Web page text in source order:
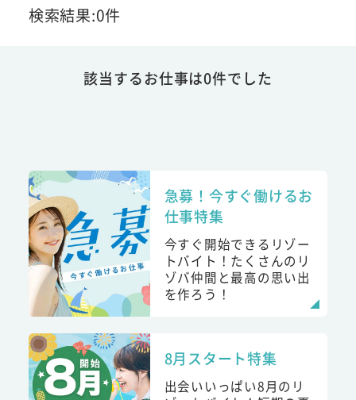
検索結果:0件
該当するお仕事は0件でした
急募！今すぐ働けるお
仕事特集
今すぐ開始できるリゾー
トバイト！たくさんのリ
ゾバ仲間と最高の思い出
を作ろう！
8月スタート特集
出会いいっぱい8月のリ